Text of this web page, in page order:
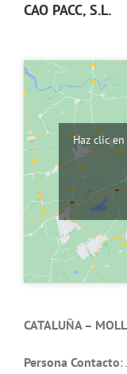
CAO PACC, S.L.
Haz clic
CATALUÑA –
Persona Contacto: